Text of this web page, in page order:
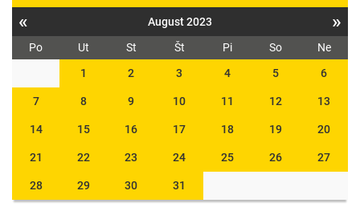
« August 2023 »
Po Ut St Št Pi So
Ne
1
2 3 4 5 6
7 8 9 10 11 12 13
14 15 16 17 18 19 20
21 22 23 24 25 26 27
28 29 30 31